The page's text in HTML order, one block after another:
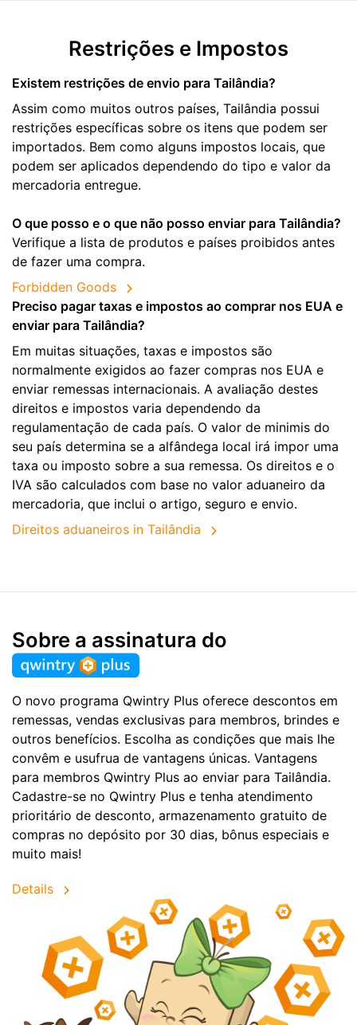
Restrições e Impostos
Existem restrições de envio para Tailândia?
Assim como muitos outros países, Tailândia possui
restrições específicas sobre os itens que podem ser
importados. Bem como alguns impostos locais, que
podem ser aplicados dependendo do tipo e valor da
mercadoria entregue.
O que posso e o que não posso enviar para Tailândia?
Verifique a lista de produtos e países proibidos antes
de fazer uma compra.
Forbidden Goods
Preciso pagar taxas e impostos ao comprar nos EUA e
enviar para Tailândia?
Em muitas situações, taxas e impostos são
normalmente exigidos ao fazer compras nos EUA e
enviar remessas internacionais. A avaliação destes
direitos e impostos varia dependendo da
regulamentação de cada país. O valor de minimis do
seu país determina se a alfândega local irá impor uma
taxa ou imposto sobre a sua remessa. Os direitos e o
IVA são calculados com base no valor aduaneiro da
mercadoria, que inclui o artigo, seguro e envio.
Direitos aduaneiros in Tailândia
Sobre a assinatura do
O novo programa Qwintry Plus oferece descontos em
remessas, vendas exclusivas para membros, brindes e
outros benefícios. Escolha as condições que mais lhe
convêm e usufrua de vantagens únicas. Vantagens
para membros Qwintry Plus ao enviar para Tailândia.
Cadastre-se no Qwintry Plus e tenha atendimento
prioritário de desconto, armazenamento gratuito de
compras no depósito por 30 dias, bônus especiais e
muito mais!
Details